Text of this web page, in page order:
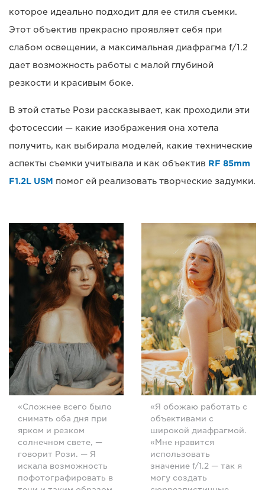
которое идеально подходит для ее стиля съемки.
Этот объектив прекрасно проявляет себя при
слабом освещении, а максимальная диафрагма f/1.2
дает возможность работы с малой глубиной
резкости и красивым боке.
В этой статье Рози рассказывает, как проходили эти
фотосессии — какие изображения она хотела
получить, как выбирала моделей, какие технические
аспекты съемки учитывала и как объектив RF 85mm
F1.2L USM помог ей реализовать творческие задумки.
«Сложнее всего было
снимать оба дня при
ярком и резком
солнечном свете, —
говорит Рози. — Я
искала возможность
пофотографировать в
«Я обожаю работать с
объективами с
широкой диафрагмой.
«Мне нравится
использовать
значение f/1.2 — так я
могу создать